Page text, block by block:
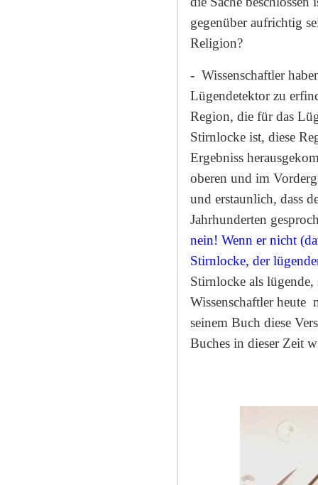
gegenüber aufrichtig
Religion?
- Wissenschaftler
Lügendetektor zu
Region, die für das
Stirnlocke ist, diese
Ergebniss
oberen und im
und erstaunlich, dass
Jahrhunderten
nein! Wenn er nicht
Stirnlocke, der
Stirnlocke als
Wissenschaftler heute
seinem Buch diese
Buches in dieser Zeit